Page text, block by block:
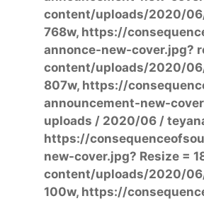
content/uploads/2020/
768w, https://
annonce-new-cover.jpg?
content/uploads/2020/
807w, https://
announcement-new-
uploads / 2020/06 /
https://
new-cover.jpg? Resize =
content/uploads/2020/
100w, https://